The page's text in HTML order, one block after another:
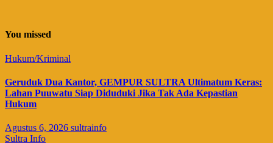
You missed
Hukum/Kriminal
Geruduk Dua Kantor, GEMPUR SULTRA Ultimatum Keras:
Lahan Puuwatu Siap Diduduki Jika Tak Ada Kepastian
Hukum
Agustus 6, 2026 sultrainfo
Sultra Info